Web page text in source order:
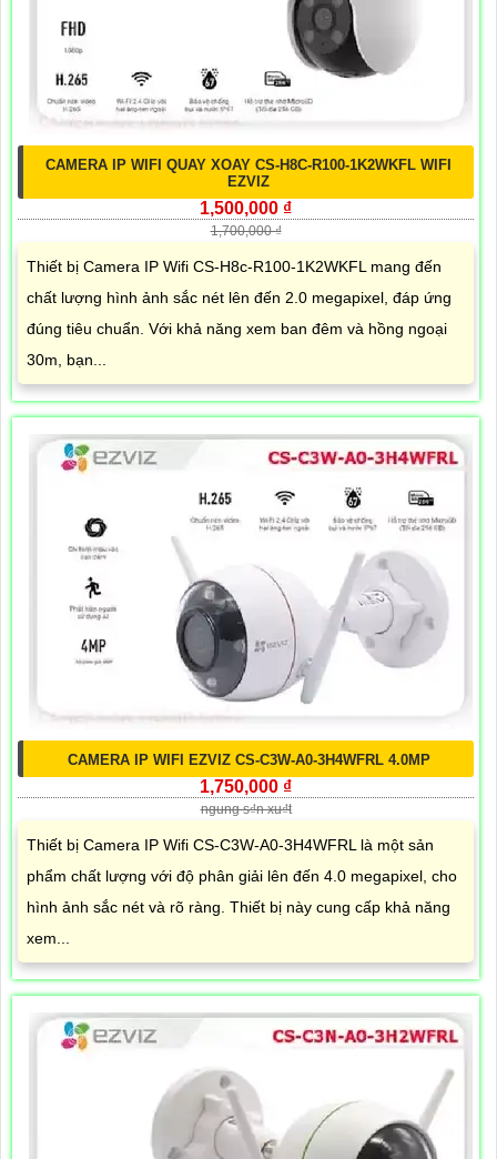
CAMERA IP WIFI QUAY XOAY CS-H8C-R100-1K2WKFL WIFI
EZVIZ
1,500,000 ₫
1,700,000 ₫
Thiết bị Camera IP Wifi CS-H8c-R100-1K2WKFL mang đến
chất lượng hình ảnh sắc nét lên đến 2.0 megapixel, đáp ứng
đúng tiêu chuẩn. Với khả năng xem ban đêm và hồng ngoại
30m, bạn...
CAMERA IP WIFI EZVIZ CS-C3W-A0-3H4WFRL 4.0MP
1,750,000 ₫
ngung s₫n xu₫t
Thiết bị Camera IP Wifi CS-C3W-A0-3H4WFRL là một sản
phẩm chất lượng với độ phân giải lên đến 4.0 megapixel, cho
hình ảnh sắc nét và rõ ràng. Thiết bị này cung cấp khả năng
xem...